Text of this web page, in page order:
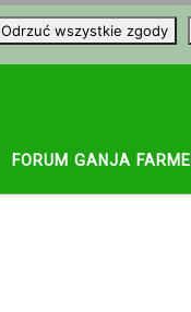
FORUM GANJA
Odrzuć wszystkie zgody